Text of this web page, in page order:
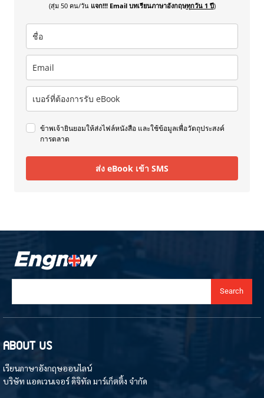
(สุ่ม 50 คน/วัน แจก!!! Email บทเรียนภาษาอังกฤษทุกวัน 1 ปี)
ข้าพเจ้ายินยอมให้ส่งไฟล์หนังสือ และใช้ข้อมูลเพื่อวัตถุประสงค์
การตลาด
ส่ง eBook เข้า SMS
Search
ABOUT US
เรียนภาษาอังกฤษออนไลน์
บริษัท แอดเวนเจอร์ ดิจิทัล มาร์เก็ตติ้ง จำกัด